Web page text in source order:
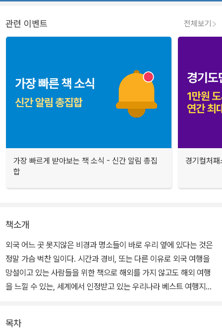
관련 이벤트 전체보기
가장 빠르게 받아보는 책 소식 - 신간 알림 총집
합
경기컬처
책소개
외국 어느 곳 못지않은 비경과 명소들이 바로 우리 옆에 있다는 것은
정말 가슴 벅찬 일이다. 시간과 경비, 또는 다른 이유로 외국 여행을
망설이고 있는 사람들을 위한 책으로 해외를 가지 않고도 해외 여행
을 느낄 수 있는, 세계에서 인정받고 있는 우리나라 베스트 여행지를
어떤 곳은 외국의 이름난 관광지 못지않게 아름답고, 또 어떤 곳은 외
목차